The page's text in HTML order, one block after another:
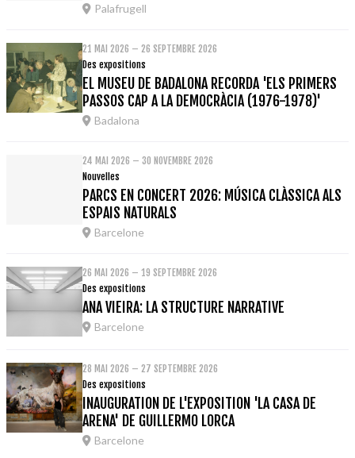
Palafrugell
21 MAI 2026 – 26 SEPTEMBRE 2026
Des expositions
EL MUSEU DE BADALONA RECORDA 'ELS PRIMERS
PASSOS CAP A LA DEMOCRÀCIA (1976-1978)'
Badalona
24 MAI 2026 – 30 NOVEMBRE 2026
Nouvelles
PARCS EN CONCERT 2026: MÚSICA CLÀSSICA ALS
ESPAIS NATURALS
Barcelone
26 MAI 2026 – 19 SEPTEMBRE 2026
Des expositions
ANA VIEIRA: LA STRUCTURE NARRATIVE
Barcelone
28 MAI 2026 – 27 SEPTEMBRE 2026
Des expositions
INAUGURATION DE L'EXPOSITION 'LA CASA DE
ARENA' DE GUILLERMO LORCA
Barcelone